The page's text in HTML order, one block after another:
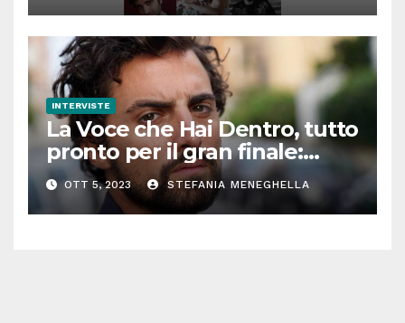
INTERVISTE
La Voce che Hai Dentro, tutto
pronto per il gran finale:
parla Roberto Oliveri
OTT 5, 2023 STEFANIA MENEGHELLA